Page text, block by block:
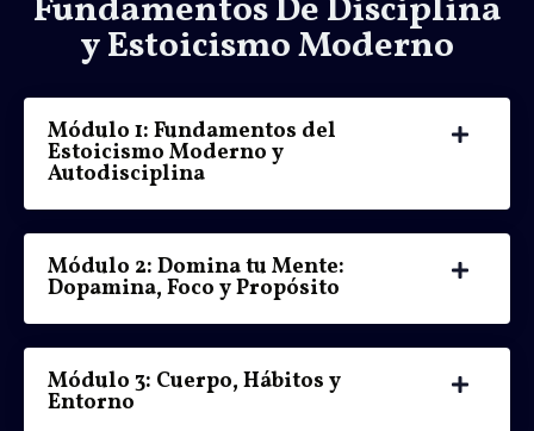
Fundamentos De Disciplina
y Estoicismo Moderno
Módulo 1: Fundamentos del
Estoicismo Moderno y
Autodisciplina
Módulo 2: Domina tu Mente:
Dopamina, Foco y Propósito
Módulo 3: Cuerpo, Hábitos y
Entorno